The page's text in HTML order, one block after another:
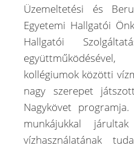
Üzemeltetési és
Egyetemi Hallgatói
Hallgatói
kollégiumok közötti
nagy szerepet
Nagykövet
munkájukkal
vízhasználatának